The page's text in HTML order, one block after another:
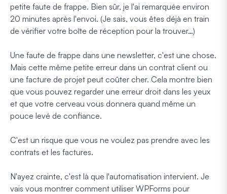
petite faute de frappe. Bien sûr, je l'ai remarquée environ
20 minutes après l'envoi. (Je sais, vous êtes déjà en train
de vérifier votre boîte de réception pour la trouver…)
Une faute de frappe dans une newsletter, c'est une chose.
Mais cette même petite erreur dans un contrat client ou
une facture de projet peut coûter cher. Cela montre bien
que vous pouvez regarder une erreur droit dans les yeux
et que votre cerveau vous donnera quand même un
pouce levé de confiance.
C'est un risque que vous ne voulez pas prendre avec les
contrats et les factures.
N'ayez crainte, c'est là que l'automatisation intervient. Je
vais vous montrer comment utiliser WPForms pour